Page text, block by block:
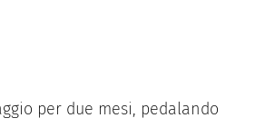
per due mesi, pedalando